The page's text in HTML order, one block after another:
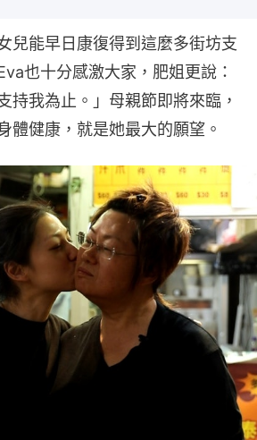
兒能早日康復得到這麼多街坊支
也十分感激大家，肥姐更說：
持我為止。」母親節即將來臨，
體健康，就是她最大的願望。